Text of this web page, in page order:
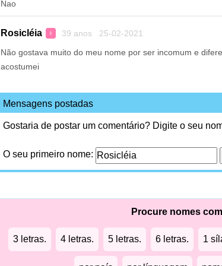
Nao
Rosicléia ♀ 39 anos 25-02-2021
Não gostava muito do meu nome por ser incomum e
acostumei
Mensagens postadas
Gostaria de postar um comentário? Digite o seu
O seu primeiro nome:
Procure nomes com
3 letras. 4 letras. 5 letras. 6 letras. 1